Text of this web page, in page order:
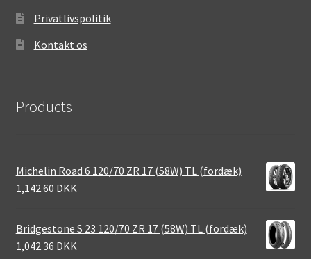
Privatlivspolitik
Kontakt os
Products
Michelin Road 6 120/70 ZR 17 (58W) TL (fordæk)
1,142.60 DKK
Bridgestone S 23 120/70 ZR 17 (58W) TL (fordæk)
1,042.36 DKK